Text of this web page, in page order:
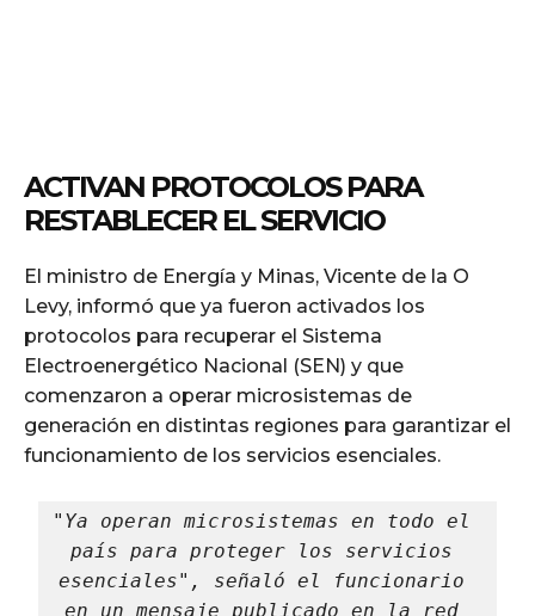
ACTIVAN PROTOCOLOS PARA
RESTABLECER EL SERVICIO
El ministro de Energía y Minas, Vicente de la O
Levy, informó que ya fueron activados los
protocolos para recuperar el Sistema
Electroenergético Nacional (SEN) y que
comenzaron a operar microsistemas de
generación en distintas regiones para garantizar el
funcionamiento de los servicios esenciales.
"Ya operan microsistemas en todo el
país para proteger los servicios
esenciales", señaló el funcionario
en un mensaje publicado en la red